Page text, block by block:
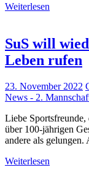
Weiterlesen
SuS will
Leben rufen
23. November 2022
News - 2.
Liebe
über 100-jährigen
andere als gelungen.
Weiterlesen